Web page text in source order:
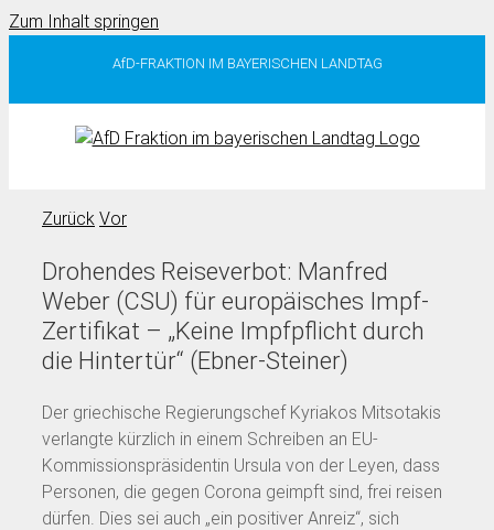
Zum Inhalt springen
AfD-FRAKTION IM BAYERISCHEN LANDTAG
Zurück Vor
Drohendes Reiseverbot: Manfred
Weber (CSU) für europäisches Impf-
Zertifikat – „Keine Impfpflicht durch
die Hintertür“ (Ebner-Steiner)
Der griechische Regierungschef Kyriakos Mitsotakis
verlangte kürzlich in einem Schreiben an EU-
Kommissionspräsidentin Ursula von der Leyen, dass
Personen, die gegen Corona geimpft sind, frei reisen
dürfen. Dies sei auch „ein positiver Anreiz“, sich